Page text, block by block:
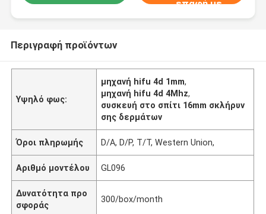
επαφή με
Περιγραφή προϊόντων
Υψηλό φως:
μηχανή hifu 4d 1mm,
μηχανή hifu 4d 4Mhz,
συσκευή στο σπίτι 16mm σκλήρυν
σης δερμάτων
Όροι πληρωμής D/A, D/P, T/T, Western Union,
Αριθμό μοντέλου GL096
Δυνατότητα προ
σφοράς
300/box/month